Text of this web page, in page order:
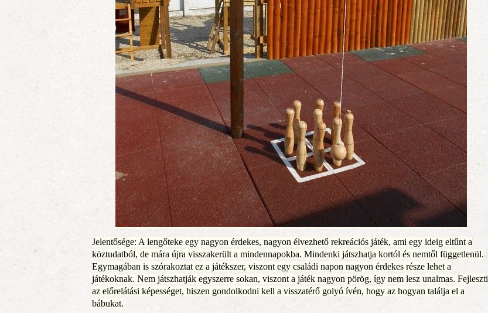
Jelentősége: A lengőteke egy nagyon érdekes, nagyon élvezhető rekreációs játék, ami egy ideig eltűnt a
köztudatból, de mára újra visszakerült a mindennapokba. Mindenki játszhatja kortól és nemtől függetlenül.
Egymagában is szórakoztat ez a játékszer, viszont egy családi napon nagyon érdekes része lehet a
játékoknak. Nem játszhatják egyszerre sokan, viszont a játék nagyon pörög, így nem lesz unalmas. Fejleszti
az előrelátási képességet, hiszen gondolkodni kell a visszatérő golyó ívén, hogy az hogyan találja el a
bábukat.